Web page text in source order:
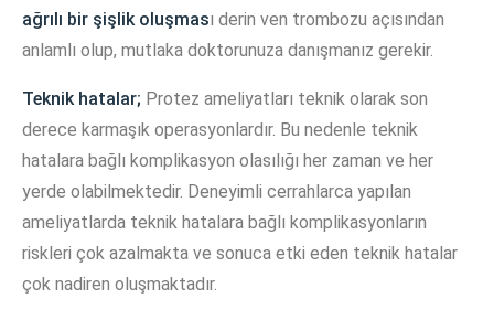
ağrılı bir şişlik oluşması derin ven trombozu açısından
anlamlı olup, mutlaka doktorunuza danışmanız gerekir.
Teknik hatalar; Protez ameliyatları teknik olarak son
derece karmaşık operasyonlardır. Bu nedenle teknik
hatalara bağlı komplikasyon olasılığı her zaman ve her
yerde olabilmektedir. Deneyimli cerrahlarca yapılan
ameliyatlarda teknik hatalara bağlı komplikasyonların
riskleri çok azalmakta ve sonuca etki eden teknik hatalar
çok nadiren oluşmaktadır.